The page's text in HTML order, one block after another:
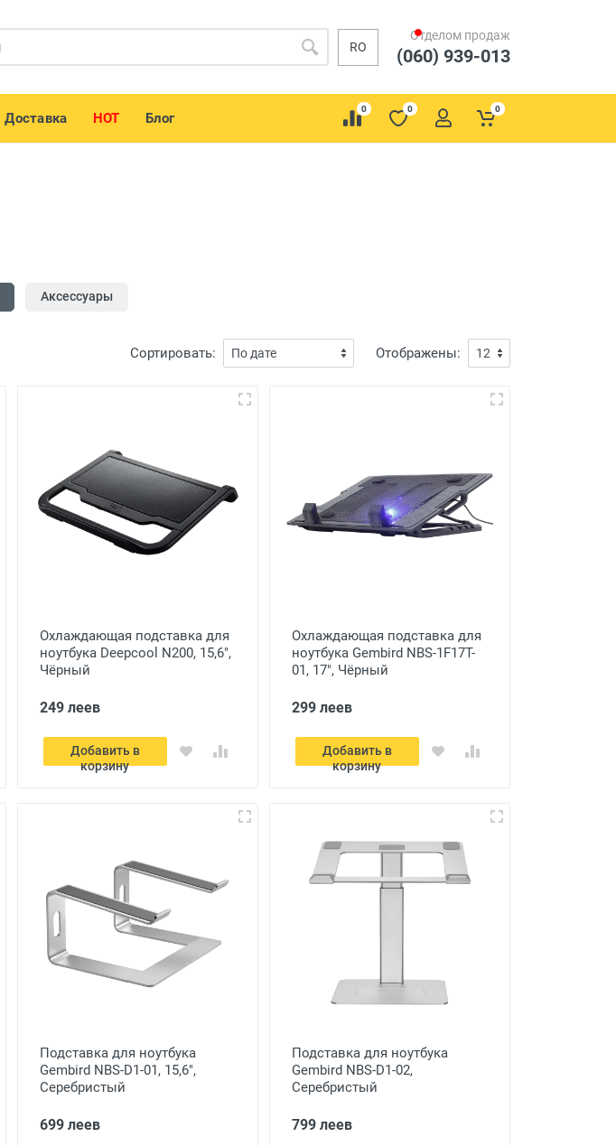
RO
Отделом продаж
(060) 939-013
Доставка HOT Блог
0 0 0
Аксессуары
Сортировать: Отображены:
Охлаждающая подставка для
ноутбука Deepcool N200, 15,6",
Чёрный
249 леев
Добавить в
корзину
Охлаждающая подставка для
ноутбука Gembird NBS-1F17T-
01, 17", Чёрный
299 леев
Добавить в
корзину
Подставка для ноутбука
Gembird NBS-D1-01, 15,6",
Серебристый
699 леев
Подставка для ноутбука
Gembird NBS-D1-02,
Серебристый
799 леев